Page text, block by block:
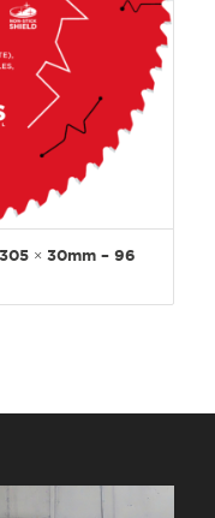
× 30mm – 96